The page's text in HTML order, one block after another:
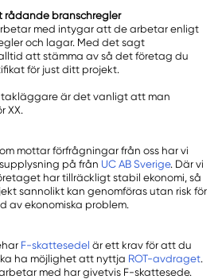
rådande branschregler
med intygar att de arbetar enligt
och lagar. Med det sagt
att stämma av så det företag du
för just ditt projekt.
takläggare är det vanligt att man
XX.
mottar förfrågningar från oss har vi
på från UC AB Sverige. Där vi
har tillräckligt stabil ekonomi, så
sannolikt kan genomföras utan risk för
av ekonomiska problem.
F-skattesedel är ett krav för att du
ha möjlighet att nyttja ROT-avdraget.
med har givetvis F-skattesede.